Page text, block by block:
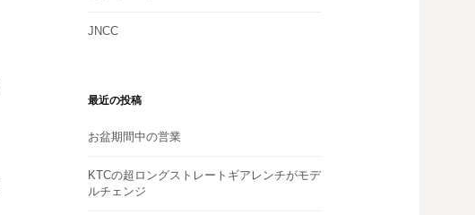
JNCC
最近の投稿
お盆期間中の営業
KTCの超ロングストレートギアレンチがモデ
ルチェンジ